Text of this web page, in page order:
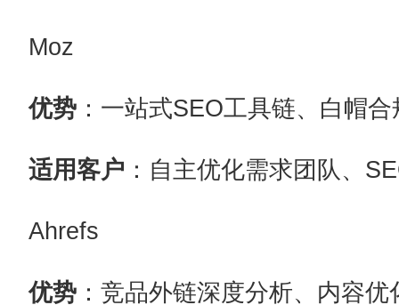
Moz
优势 ：一站式SEO工具链、白帽
适用客户 ：自主优化需求团队、
Ahrefs
优势 ：竞品外链深度分析、内容